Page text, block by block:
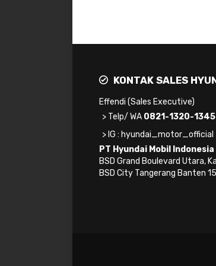
KONTAK SALES
Effendi (Sales Executive)
> Telp/ WA 0821-1320-1345
> IG : hyundai_motor_official
PT Hyundai Mobil Indonesia
BSD Grand Boulevard Utara,
BSD City Tangerang Banten